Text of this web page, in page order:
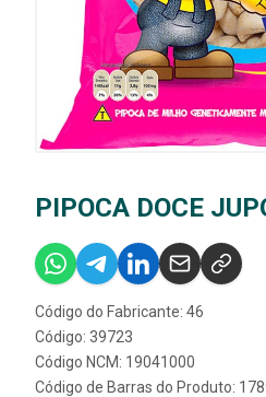
PIPOCA DOCE
Código do Fabricante: 46
Código: 39723
Código NCM: 19041000
Código de Barras do Produto: